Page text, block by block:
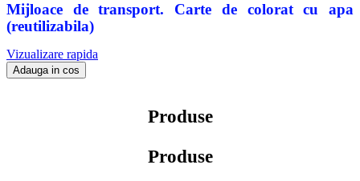
Mijloace de transport. Carte de colorat cu apa
(reutilizabila)
Vizualizare rapida
Adauga in cos
Produse
Produse